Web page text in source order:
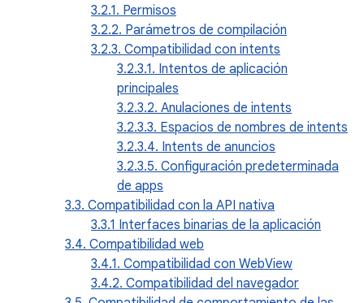
3.2.1. Permisos
3.2.2. Parámetros de compilación
3.2.3. Compatibilidad con intents
3.2.3.1. Intentos de aplicación
principales
3.2.3.2. Anulaciones de intents
3.2.3.3. Espacios de nombres de intents
3.2.3.4. Intents de anuncios
3.2.3.5. Configuración predeterminada
de apps
3.3. Compatibilidad con la API nativa
3.3.1 Interfaces binarias de la aplicación
3.4. Compatibilidad web
3.4.1. Compatibilidad con WebView
3.4.2. Compatibilidad del navegador